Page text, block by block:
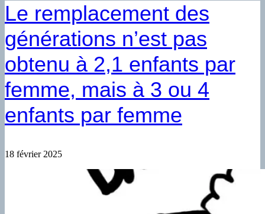
Le remplacement des
générations n’est pas
obtenu à 2,1 enfants par
femme, mais à 3 ou 4
enfants par femme
18 février 2025